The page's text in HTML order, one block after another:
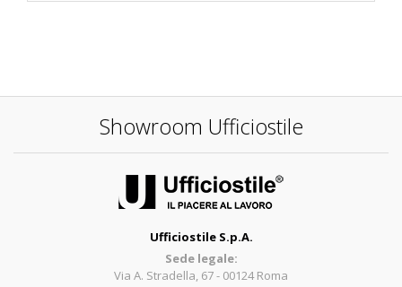
Showroom Ufficiostile
Ufficiostile S.p.A.
Sede legale:
Via A. Stradella, 67 - 00124 Roma